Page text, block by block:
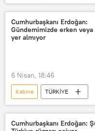
Cumhurbaşkanlığı Külliyesi
Kabine Toplantısı
kabine listesi
Cumhurbaşkanı Erdoğan:
Gündemimizde erken veya
yer almıyor
6 Nisan, 18:46
Kabine
TÜRKİYE
Recep Tayyip Erdoğan
Kabine Toplantısı
Cumhurbaşkanı Erdoğan: